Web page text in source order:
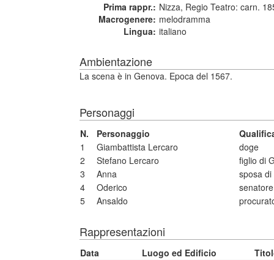
Prima rappr.: Nizza, Regio Teatro: carn.
Macrogenere: melodramma
Lingua: italiano
Ambientazione
La scena è in Genova. Epoca del 1567.
Personaggi
N. Personaggio
1
Giambattista Lercaro
doge
2
Stefano Lercaro
figlio di
3
Anna
sposa
4
Oderico
senatore
5
Ansaldo
Rappresentazioni
Data Luogo ed Edificio